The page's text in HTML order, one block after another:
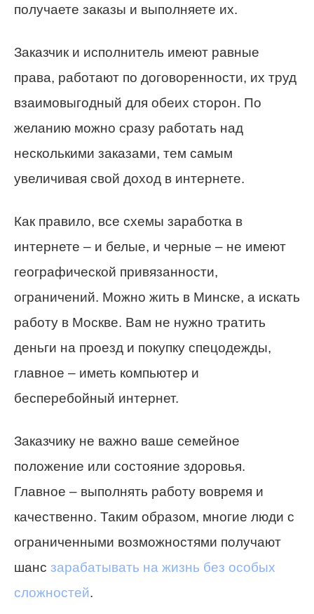
получаете заказы и выполняете их.
Заказчик и исполнитель имеют равные
права, работают по договоренности, их труд
взаимовыгодный для обеих сторон. По
желанию можно сразу работать над
несколькими заказами, тем самым
увеличивая свой доход в интернете.
Как правило, все схемы заработка в
интернете – и белые, и черные – не имеют
географической привязанности,
ограничений. Можно жить в Минске, а искать
работу в Москве. Вам не нужно тратить
деньги на проезд и покупку спецодежды,
главное – иметь компьютер и
бесперебойный интернет.
Заказчику не важно ваше семейное
положение или состояние здоровья.
Главное – выполнять работу вовремя и
качественно. Таким образом, многие люди с
ограниченными возможностями получают
шанс зарабатывать на жизнь без особых
сложностей.